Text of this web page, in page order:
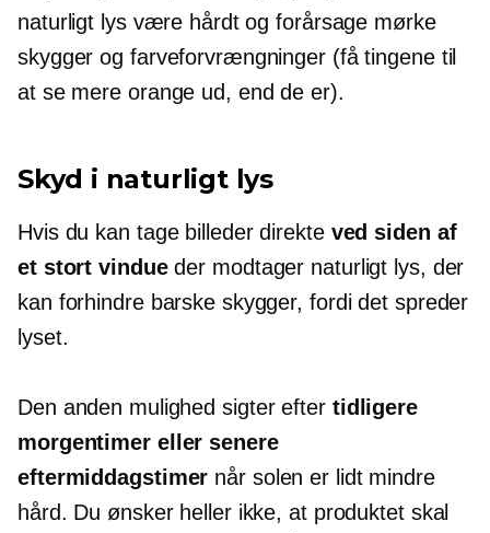
naturligt lys være hårdt og forårsage mørke
skygger og farveforvrængninger (få tingene til
at se mere orange ud, end de er).
Skyd i naturligt lys
Hvis du kan tage billeder direkte ved siden af ​​
et stort vindueder modtager naturligt lys, der
kan forhindre barske skygger, fordi det spreder
lyset.
Den anden mulighed sigter efter tidligere
morgentimer eller senere
eftermiddagstimer når solen er lidt mindre
hård. Du ønsker heller ikke, at produktet skal